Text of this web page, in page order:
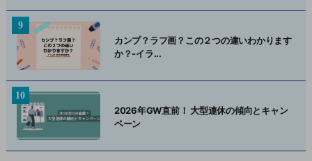
カンプ？ラフ画？この２つの違いわかります
か？-イラ...
2026年GW直前！ 大型連休の傾向とキャン
ペーン